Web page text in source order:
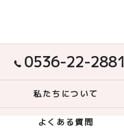
0536-22-2881
私たちについて
よくある質問